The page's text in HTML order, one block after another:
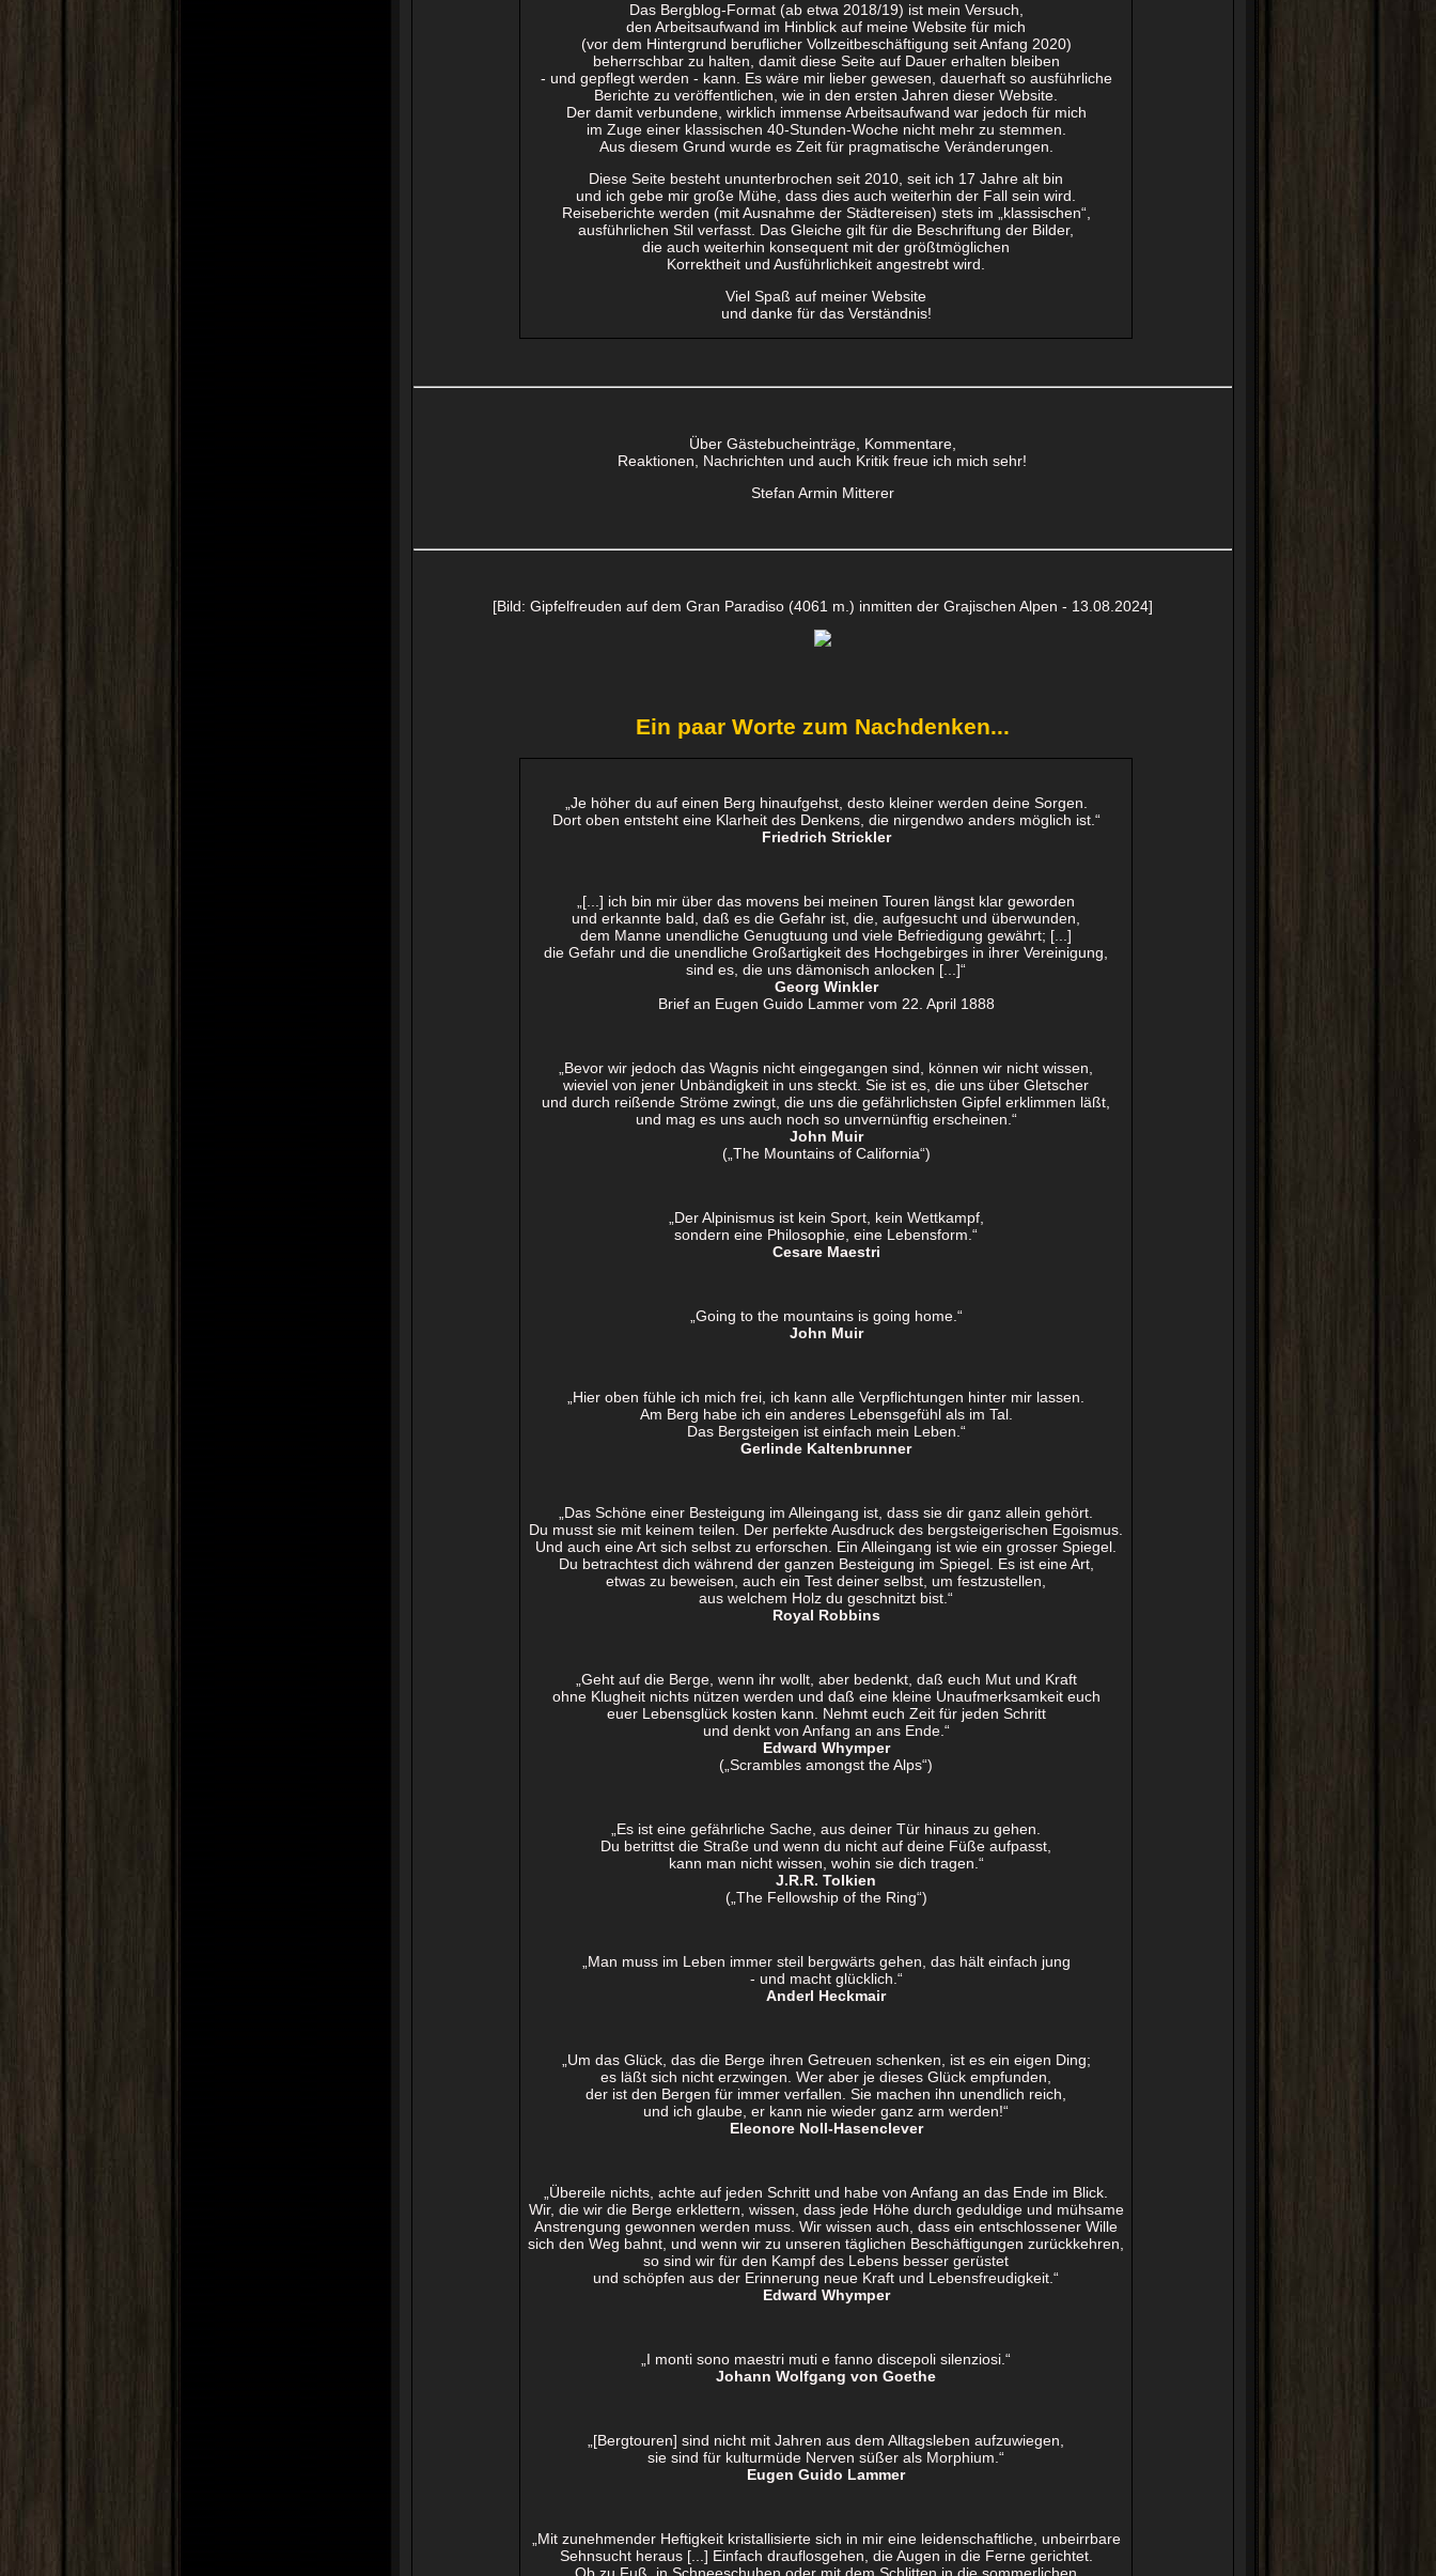
Das Bergblog-Format (ab etwa 2018/19) ist mein Versuch,
den Arbeitsaufwand im Hinblick auf meine Website für mich
(vor dem Hintergrund beruflicher Vollzeitbeschäftigung seit Anfang 2020)
beherrschbar zu halten, damit diese Seite auf Dauer erhalten bleiben
- und gepflegt werden - kann. Es wäre mir lieber gewesen, dauerhaft so ausführliche
Berichte zu veröffentlichen, wie in den ersten Jahren dieser Website.
Der damit verbundene, wirklich immense Arbeitsaufwand war jedoch für mich
im Zuge einer klassischen 40-Stunden-Woche nicht mehr zu stemmen.
Aus diesem Grund wurde es Zeit für pragmatische Veränderungen.
Diese Seite besteht ununterbrochen seit 2010, seit ich 17 Jahre alt bin
und ich gebe mir große Mühe, dass dies auch weiterhin der Fall sein wird.
Reiseberichte werden (mit Ausnahme der Städtereisen) stets im „klassischen“,
ausführlichen Stil verfasst. Das Gleiche gilt für die Beschriftung der Bilder,
die auch weiterhin konsequent mit der größtmöglichen
Korrektheit und Ausführlichkeit angestrebt wird.
Viel Spaß auf meiner Website
und danke für das Verständnis!
Über Gästebucheinträge, Kommentare,
Reaktionen, Nachrichten und auch Kritik freue ich mich sehr!
Stefan Armin Mitterer
[Bild: Gipfelfreuden auf dem Gran Paradiso (4061 m.) inmitten der Grajischen Alpen - 13.08.2024]
Ein paar Worte zum Nachdenken...
„Je höher du auf einen Berg hinaufgehst, desto kleiner werden deine Sorgen.
Dort oben entsteht eine Klarheit des Denkens, die nirgendwo anders möglich ist.“
Friedrich Strickler
[...] ich bin mir über das movens bei meinen Touren längst klar geworden
und erkannte bald, daß es die Gefahr ist, die, aufgesucht und überwunden,
dem Manne unendliche Genugtuung und viele Befriedigung gewährt; [...]
die Gefahr und die unendliche Großartigkeit des Hochgebirges in ihrer Vereinigung,
sind es, die uns dämonisch anlocken [...]“
Georg Winkler
Brief an Eugen Guido Lammer vom 22. April 1888
„Bevor wir jedoch das Wagnis nicht eingegangen sind, können wir nicht wissen,
wieviel von jener Unbändigkeit in uns steckt. Sie ist es, die uns über Gletscher
und durch reißende Ströme zwingt, die uns die gefährlichsten Gipfel erklimmen läßt,
und mag es uns auch noch so unvernünftig erscheinen.“
John Muir
(„The Mountains of California“)
„Der Alpinismus ist kein Sport, kein Wettkampf,
sondern eine Philosophie, eine Lebensform.“
Cesare Maestri
„Going to the mountains is going home.“
John Muir
„Hier oben fühle ich mich frei, ich kann alle Verpflichtungen hinter mir lassen.
Am Berg habe ich ein anderes Lebensgefühl als im Tal.
Das Bergsteigen ist einfach mein Leben.“
Gerlinde Kaltenbrunner
„Das Schöne einer Besteigung im Alleingang ist, dass sie dir ganz allein gehört.
Du musst sie mit keinem teilen. Der perfekte Ausdruck des bergsteigerischen Egoismus.
Und auch eine Art sich selbst zu erforschen. Ein Alleingang ist wie ein grosser Spiegel.
Du betrachtest dich während der ganzen Besteigung im Spiegel. Es ist eine Art,
etwas zu beweisen, auch ein Test deiner selbst, um festzustellen,
aus welchem Holz du geschnitzt bist.“
Royal Robbins
„Geht auf die Berge, wenn ihr wollt, aber bedenkt, daß euch Mut und Kraft
ohne Klugheit nichts nützen werden und daß eine kleine Unaufmerksamkeit euch
euer Lebensglück kosten kann. Nehmt euch Zeit für jeden Schritt
und denkt von Anfang an ans Ende.“
Edward Whymper
(„Scrambles amongst the Alps“)
„Es ist eine gefährliche Sache, aus deiner Tür hinaus zu gehen.
Du betrittst die Straße und wenn du nicht auf deine Füße aufpasst,
kann man nicht wissen, wohin sie dich tragen.“
J.R.R. Tolkien
(„The Fellowship of the Ring“)
„Man muss im Leben immer steil bergwärts gehen, das hält einfach jung
- und macht glücklich.“
Anderl Heckmair
„Um das Glück, das die Berge ihren Getreuen schenken, ist es ein eigen Ding;
es läßt sich nicht erzwingen. Wer aber je dieses Glück empfunden,
der ist den Bergen für immer verfallen. Sie machen ihn unendlich reich,
und ich glaube, er kann nie wieder ganz arm werden!“
Eleonore Noll-Hasenclever
„Übereile nichts, achte auf jeden Schritt und habe von Anfang an das Ende im Blick.
Wir, die wir die Berge erklettern, wissen, dass jede Höhe durch geduldige und mühsame
Anstrengung gewonnen werden muss. Wir wissen auch, dass ein entschlossener Wille
sich den Weg bahnt, und wenn wir zu unseren täglichen Beschäftigungen zurückkehren,
so sind wir für den Kampf des Lebens besser gerüstet
und schöpfen aus der Erinnerung neue Kraft und Lebensfreudigkeit.“
Edward Whymper
„I monti sono maestri muti e fanno discepoli silenziosi.“
Johann Wolfgang von Goethe
„[Bergtouren] sind nicht mit Jahren aus dem Alltagsleben aufzuwiegen,
sie sind für kulturmüde Nerven süßer als Morphium.“
Eugen Guido Lammer
„Mit zunehmender Heftigkeit kristallisierte sich in mir eine leidenschaftliche, unbeirrbare
Sehnsucht heraus [...] Einfach drauflosgehen, die Augen in die Ferne gerichtet.